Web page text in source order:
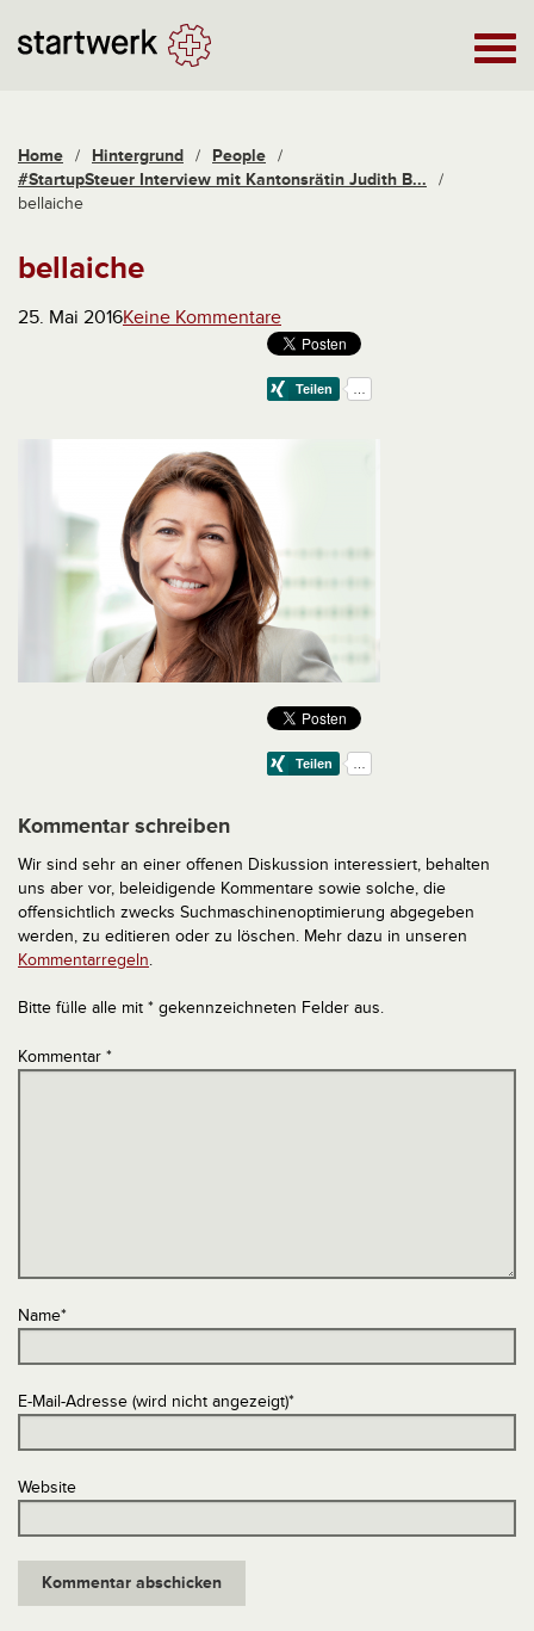
Home / Hintergrund / People /
#StartupSteuer Interview mit Kantonsrätin Judith B...
/
bellaiche
bellaiche
25. Mai 2016Keine Kommentare
Kommentar schreiben
Wir sind sehr an einer offenen Diskussion interessiert, behalten
uns aber vor, beleidigende Kommentare sowie solche, die
offensichtlich zwecks Suchmaschinenoptimierung abgegeben
werden, zu editieren oder zu löschen. Mehr dazu in unseren
Kommentarregeln.
Bitte fülle alle mit * gekennzeichneten Felder aus.
Kommentar *
Name*
E-Mail-Adresse (wird nicht angezeigt)*
Website